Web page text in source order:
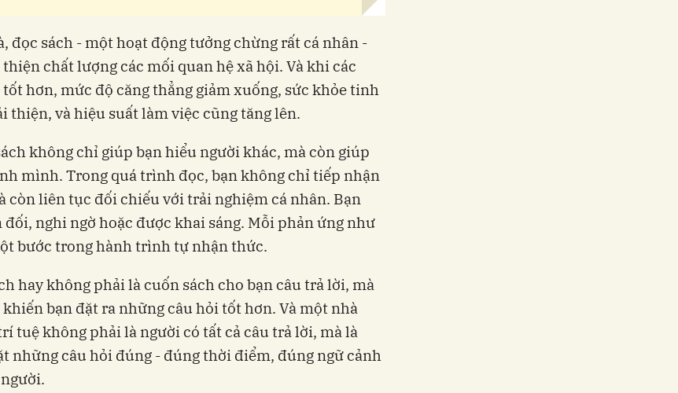
đọc sách - một hoạt động tưởng chừng rất cá nhân -
chất lượng các mối quan hệ xã hội. Và khi các
hơn, mức độ căng thẳng giảm xuống, sức khỏe tinh
thiện, và hiệu suất làm việc cũng tăng lên.
không chỉ giúp bạn hiểu người khác, mà còn giúp
mình. Trong quá trình đọc, bạn không chỉ tiếp nhận
còn liên tục đối chiếu với trải nghiệm cá nhân. Bạn
đối, nghi ngờ hoặc được khai sáng. Mỗi phản ứng như
bước trong hành trình tự nhận thức.
hay không phải là cuốn sách cho bạn câu trả lời, mà
bạn đặt ra những câu hỏi tốt hơn. Và một nhà
tuệ không phải là người có tất cả câu trả lời, mà là
những câu hỏi đúng - đúng thời điểm, đúng ngữ cảnh